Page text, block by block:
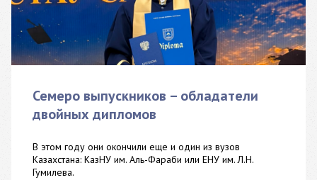
Семеро выпускников – обладатели
двойных дипломов
В этом году они окончили еще и один из вузов
Казахстана: КазНУ им. Аль-Фараби или ЕНУ им. Л.Н.
Гумилева.